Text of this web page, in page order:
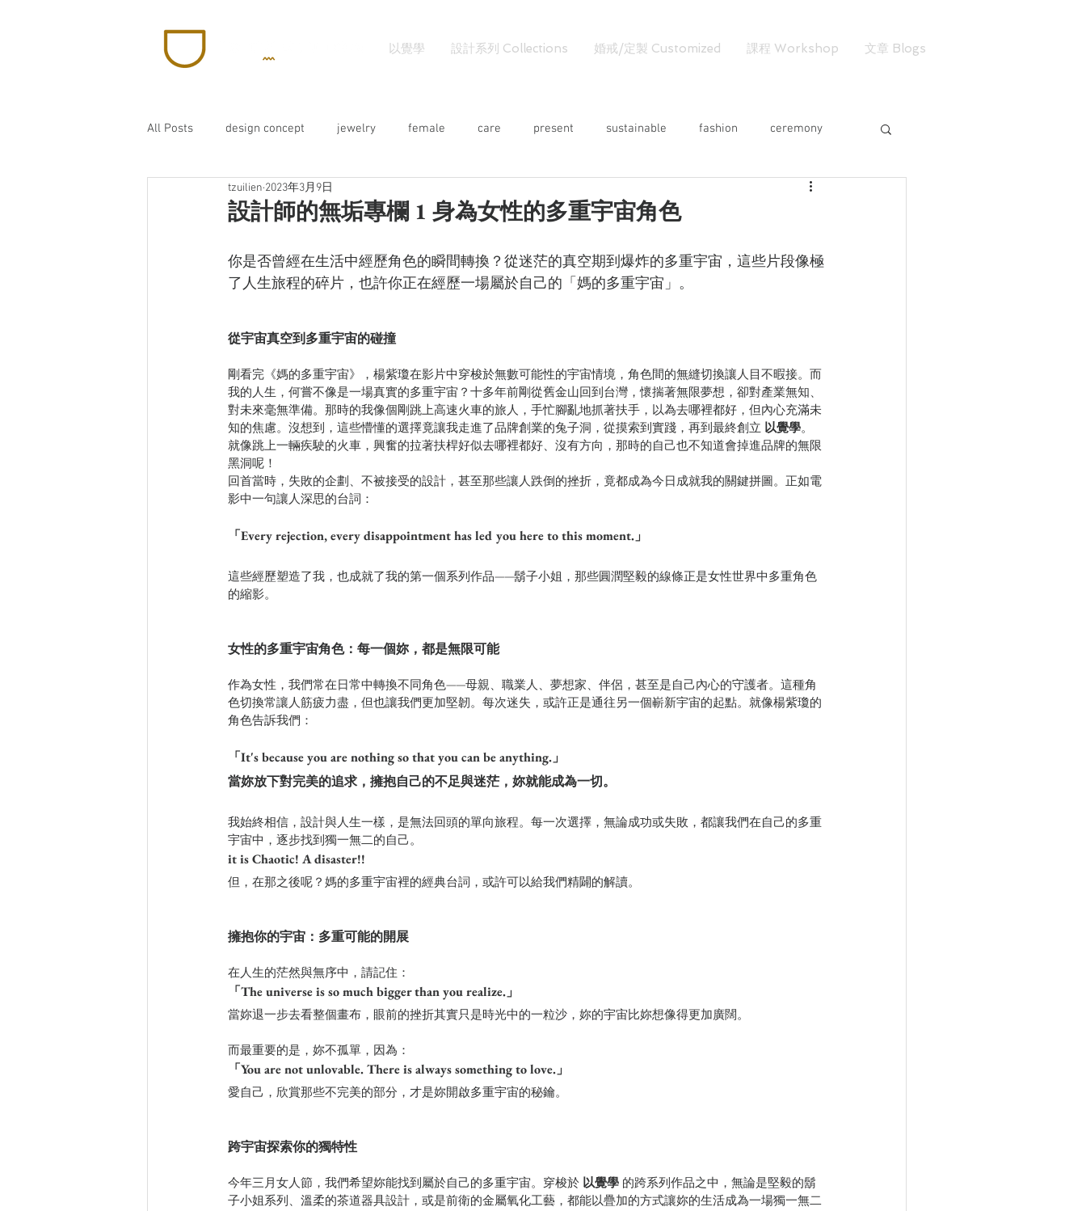
以覺學 設計系列 Collections 婚戒/定製 Customized 課程 Workshop 文章 Blogs
All Posts design concept jewelry female care present sustainable fashion ceremony
rings
設計師的無垢專欄 1 身為女性的多重宇宙角色
tzuilien 2023年3月9日
你是否曾經在生活中經歷角色的瞬間轉換？從迷茫的真空期到爆炸的多重宇宙，這些片段像極
了人生旅程的碎片，也許你正在經歷一場屬於自己的「媽的多重宇宙」。
從宇宙真空到多重宇宙的碰撞
剛看完《媽的多重宇宙》，楊紫瓊在影片中穿梭於無數可能性的宇宙情境，角色間的無縫切換讓人目不暇接。而
我的人生，何嘗不像是一場真實的多重宇宙？十多年前剛從舊金山回到台灣，懷揣著無限夢想，卻對產業無知、
對未來毫無準備。那時的我像個剛跳上高速火車的旅人，手忙腳亂地抓著扶手，以為去哪裡都好，但內心充滿未
知的焦慮。沒想到，這些懵懂的選擇竟讓我走進了品牌創業的兔子洞，從摸索到實踐，再到最終創立 以覺學。
就像跳上一輛疾駛的火車，興奮的拉著扶桿好似去哪裡都好、沒有方向，那時的自己也不知道會掉進品牌的無限
黑洞呢！
回首當時，失敗的企劃、不被接受的設計，甚至那些讓人跌倒的挫折，竟都成為今日成就我的關鍵拼圖。正如電
影中一句讓人深思的台詞：
「Every rejection, every disappointment has led you here to this moment.」
這些經歷塑造了我，也成就了我的第一個系列作品——鬍子小姐，那些圓潤堅毅的線條正是女性世界中多重角色
的縮影。
女性的多重宇宙角色：每一個妳，都是無限可能
作為女性，我們常在日常中轉換不同角色——母親、職業人、夢想家、伴侶，甚至是自己內心的守護者。這種角
色切換常讓人筋疲力盡，但也讓我們更加堅韌。每次迷失，或許正是通往另一個嶄新宇宙的起點。就像楊紫瓊的
角色告訴我們：
「It's because you are nothing so that you can be anything.」
當妳放下對完美的追求，擁抱自己的不足與迷茫，妳就能成為一切。
我始終相信，設計與人生一樣，是無法回頭的單向旅程。每一次選擇，無論成功或失敗，都讓我們在自己的多重
宇宙中，逐步找到獨一無二的自己。
it is Chaotic! A disaster!!
但，在那之後呢？媽的多重宇宙裡的經典台詞，或許可以給我們精闢的解讀。
擁抱你的宇宙：多重可能的開展
在人生的茫然與無序中，請記住：
「The universe is so much bigger than you realize.」
當妳退一步去看整個畫布，眼前的挫折其實只是時光中的一粒沙，妳的宇宙比妳想像得更加廣闊。
而最重要的是，妳不孤單，因為：
「You are not unlovable. There is always something to love.」
愛自己，欣賞那些不完美的部分，才是妳開啟多重宇宙的秘鑰。
跨宇宙探索你的獨特性
今年三月女人節，我們希望妳能找到屬於自己的多重宇宙。穿梭於 以覺學 的跨系列作品之中，無論是堅毅的鬍
子小姐系列、溫柔的茶道器具設計，或是前衛的金屬氧化工藝，都能以疊加的方式讓妳的生活成為一場獨一無二